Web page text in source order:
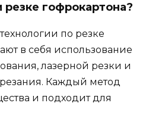
резке гофрокартона?
по резке
в себя использование
лазерной резки и
Каждый метод
и подходит для